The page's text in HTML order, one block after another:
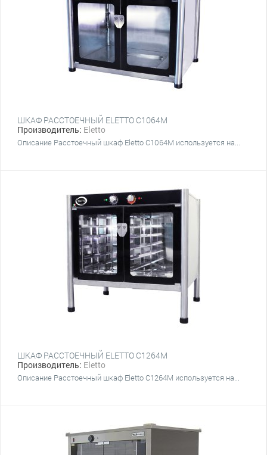
ШКАФ РАССТОЕЧНЫЙ ELETTO C1064M
Производитель: Eletto
Описание Расстоечный шкаф Eletto C1064M используется на...
ШКАФ РАССТОЕЧНЫЙ ELETTO C1264M
Производитель: Eletto
Описание Расстоечный шкаф Eletto C1264M используется на...